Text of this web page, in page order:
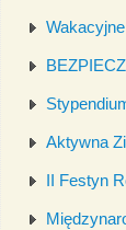
Aktywna
II Festyn